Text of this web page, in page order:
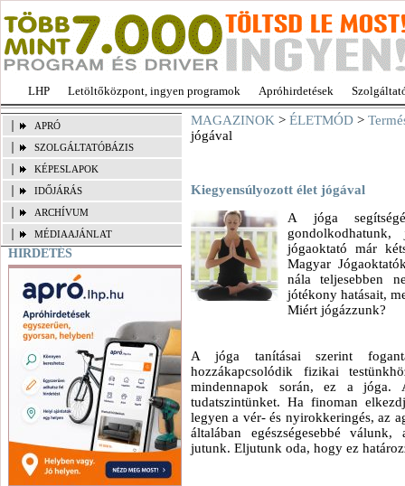
LHP Letöltőközpont, ingyen programok Apróhirdetések
APRÓ
SZOLGÁLTATÓBÁZIS
KÉPESLAPOK
IDŐJÁRÁS
ARCHÍVUM
MÉDIAAJÁNLAT
HIRDETÉS
MAGAZINOK > ÉLETMÓD >
jógával
Kiegyensúlyozott élet jógával
A jóga
jógaoktató már
Magyar
nála teljesebben
jótékony hatásait,
Miért jógázzunk?
A jóga tanításai szerint
hozzákapcsolódik fizikai
mindennapok során, ez a jóga.
tudatszintünket. Ha finoman
legyen a vér- és nyirokkeringés, az
általában egészségesebbé válunk,
jutunk. Eljutunk oda, hogy ez